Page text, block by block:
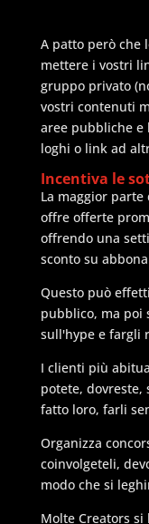
A patto però che
mettere i vostri
gruppo privato
vostri contenuti
aree pubbliche e
loghi o link ad
Incentiva le
La maggior parte
offre offerte
offrendo una
sconto su
Questo può
pubblico, ma poi
sull'hype e fargli
I clienti più
potete, dovreste,
fatto loro, farli
Organizza
coinvolgeteli,
modo che si
Molte Creators